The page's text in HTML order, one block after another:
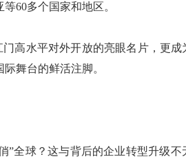
60多个国家和地区。
高水平对外开放的亮眼名片，更成
舞台的鲜活注脚。
全球？这与背后的企业转型升级不